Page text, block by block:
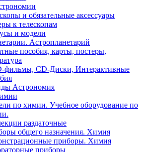
и обязательные аксессуары
к телескопам
и модели
Астропланетарий
пособия, карты, постеры,
фильмы, CD-Диски, Интерактивные
Астрономия
по химии. Учебное оборудование по
раздаточные
общего назначения. Химия
приборы. Химия
приборы